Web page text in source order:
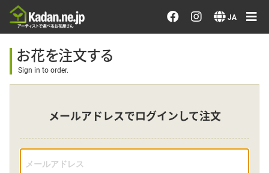
JA
お花を注文する・探す
おまかせ注文
最近のオーダー作品
アーティストで選ぶ
届けたい気持ちで選ぶ
お花を注文する
Sign in to order.
メールアドレスでログインして注文